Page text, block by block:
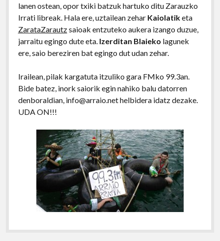
lanen ostean, opor txiki batzuk hartuko ditu Zarauzko
Irrati libreak. Hala ere, uztailean zehar Kaiolatiketa
ZarataZarautzsaioak entzuteko aukera izango duzue,
jarraitu egingo dute eta. Izerditan Blaieko lagunek
ere, saio bereziren bat egingo dut udan zehar.
Irailean, pilak kargatuta itzuliko gara FMko 99.3an.
Bide batez, inork saiorik egin nahiko balu datorren
denboraldian, info@arraio.net helbidera idatz dezake.
UDA ON!!!